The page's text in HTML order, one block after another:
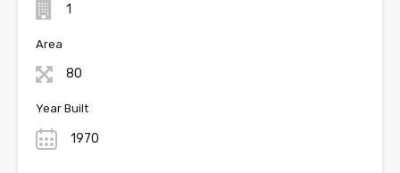
1
Area
80
Year Built
1970